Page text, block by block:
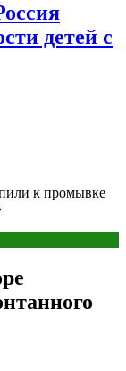
детей с
к промывке